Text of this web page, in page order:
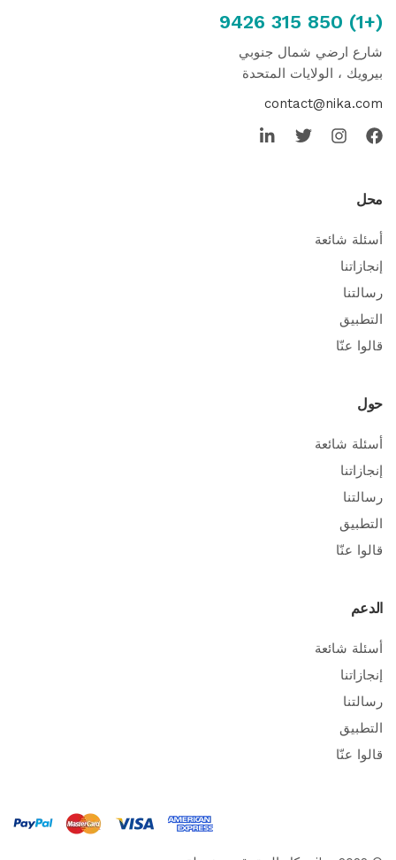
(+1) 850 315 9426
شارع ارضي شمال جنوبي
بيرويك ، الولايات المتحدة
contact@nika.com
محل
أسئلة شائعة
إنجازاتنا
رسالتنا
التطبيق
قالوا عنّا
حول
أسئلة شائعة
إنجازاتنا
رسالتنا
التطبيق
قالوا عنّا
الدعم
أسئلة شائعة
إنجازاتنا
رسالتنا
التطبيق
قالوا عنّا